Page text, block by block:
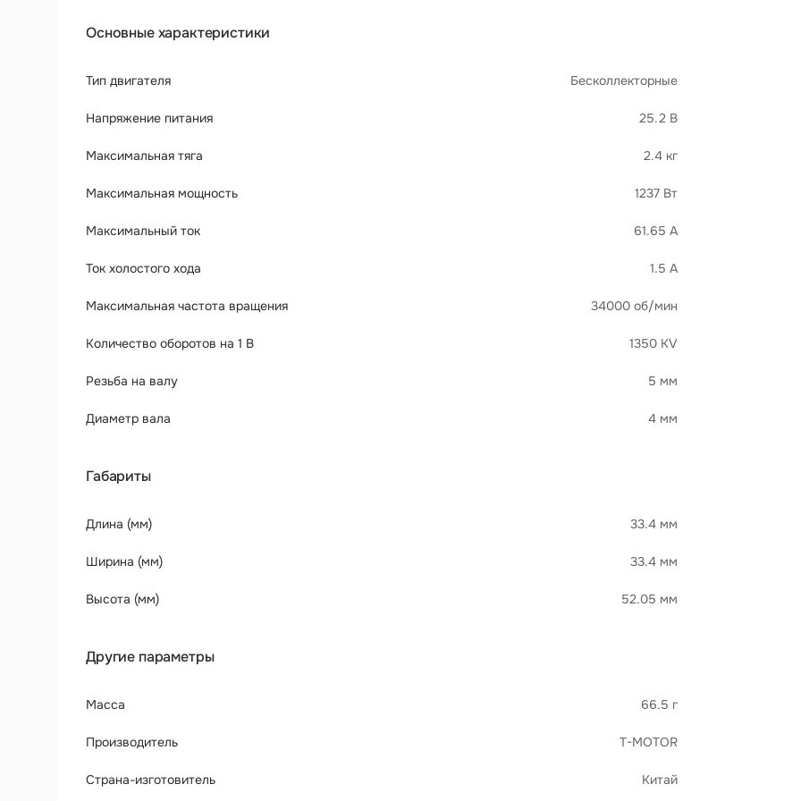
Основные характеристики
Тип двигателя Бесколлекторные
Напряжение питания 25.2 В
Максимальная тяга 2.4 кг
Максимальная мощность 1237 Вт
Максимальный ток 61.65 А
Ток холостого хода 1.5 А
Максимальная частота вращения 34000 об/мин
Количество оборотов на 1 В 1350 KV
Резьба на валу 5 мм
Диаметр вала 4 мм
Габариты
Длина (мм) 33.4 мм
Ширина (мм) 33.4 мм
Высота (мм) 52.05 мм
Другие параметры
Масса 66.5 г
Производитель T-MOTOR
Страна-изготовитель Китай